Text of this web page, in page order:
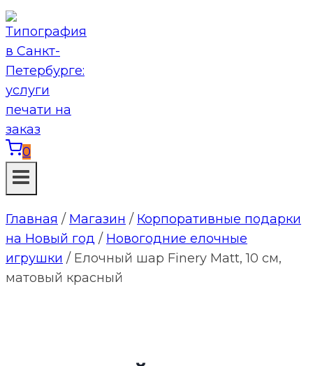
0
Главная / Магазин / Корпоративные подарки
на Новый год / Новогодние елочные
игрушки / Елочный шар Finery Matt, 10 см,
матовый красный